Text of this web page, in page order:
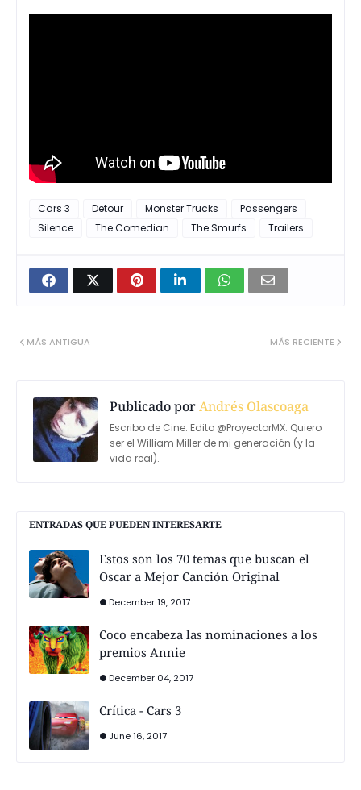
Cars 3 Detour Monster Trucks
Passengers
Silence
The Comedian The Smurfs Trailers
MÁS RECIENTE
MÁS ANTIGUA
Publicado porAndrés Olascoaga
Escribo de Cine. Edito @ProyectorMX. Quiero
ser el William Miller de mi generación (y la
vida real).
ENTRADAS QUE PUEDEN INTERESARTE
Estos son los 70 temas que buscan el
Oscar a Mejor Canción Original
December 19, 2017
Coco encabeza las nominaciones a los
premios Annie
December 04, 2017
Crítica - Cars 3
June 16, 2017